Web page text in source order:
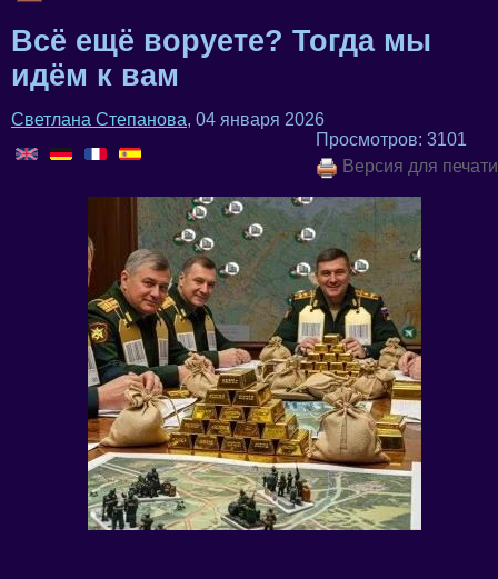
Всё ещё воруете? Тогда мы
идём к вам
Светлана Степанова, 04 января 2026
Просмотров: 3101
Версия для печати